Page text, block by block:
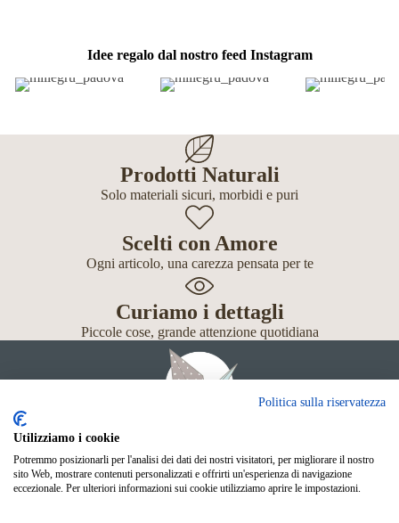
Idee regalo dal nostro feed Instagram
Prodotti Naturali
Solo materiali sicuri, morbidi e puri
Scelti con Amore
Ogni articolo, una carezza pensata per te
Curiamo i dettagli
Piccole cose, grande attenzione quotidiana
Giochi
Neonato
Politica sulla riservatezza
Utilizziamo i cookie
Potremmo posizionarli per l'analisi dei dati dei nostri visitatori, per migliorare il nostro
sito Web, mostrare contenuti personalizzati e offrirti un'esperienza di navigazione
eccezionale. Per ulteriori informazioni sui cookie utilizziamo aprire le impostazioni.